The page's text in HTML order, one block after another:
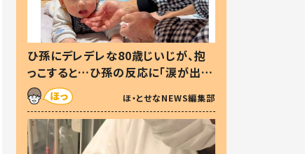
ひ孫にデレデレな80歳じいじが、抱
っこすると…ひ孫の反応に「涙が出ま
した」「可愛くて仕方ない」
ほ・とせなNEWS編集部